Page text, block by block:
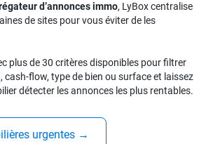
d’annonces immo, LyBox centralise
de sites pour vous éviter de les
plus de 30 critères disponibles pour filtrer
cash-flow, type de bien ou surface et laissez
détecter les annonces les plus rentables.
urgentes →